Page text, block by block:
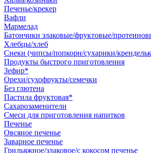
Печенье/крекер
Вафли
Мармелад
Батончики злаковые/фруктовые/
Хлебцы/хлеб
Снеки (чипсы/попкорн/сухарики/
Продукты быстрого приготовления
Зефир*
Орехи/сухофрукты/семечки
Без глютена
Пастила фруктовая*
Сахарозаменители
Смеси для приготовления напитков
Печенье
Овсяное печенье
Заварное печенье
Грильяжное/злаковое/с кокосом печенье